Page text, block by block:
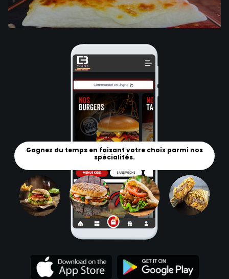
Gagnez du temps en faisant votre choix parmi nos
spécialités.